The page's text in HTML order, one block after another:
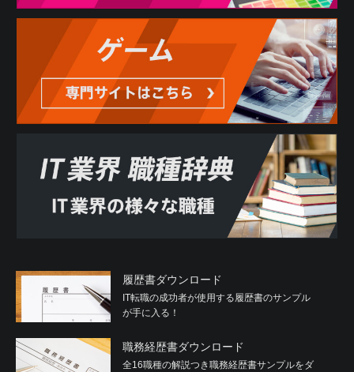
履歴書ダウンロード
IT転職の成功者が使用する履歴書のサンプル
が手に入る！
職務経歴書ダウンロード
全16職種の解説つき職務経歴書サンプルをダ